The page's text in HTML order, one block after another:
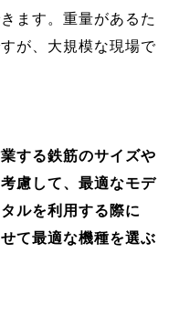
ます。重量があるた
が、大規模な現場で
する鉄筋のサイズや
慮して、最適なモデ
ルを利用する際に
て最適な機種を選ぶ